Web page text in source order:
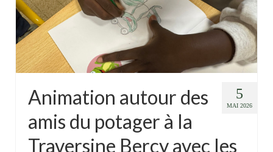
5
MAI 2026
Animation autour des
amis du potager à la
Traversine Bercy avec les